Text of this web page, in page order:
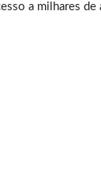
a milhares